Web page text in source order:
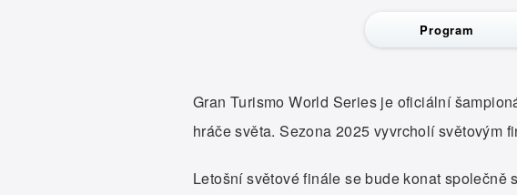
Program
Gran Turismo World Series je oficiální
hráče světa. Sezona 2025 vyvrcholí světovým
Letošní světové finále se bude konat